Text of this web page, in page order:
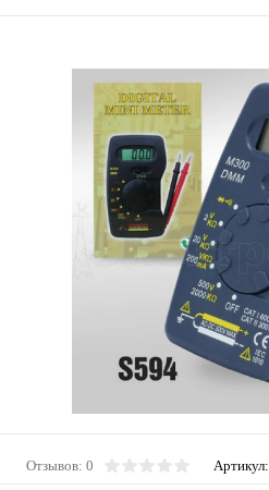
Отзывов: 0 Артикул: